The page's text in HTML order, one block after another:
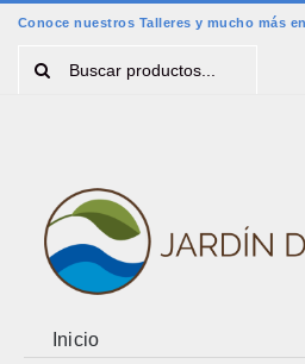
Saltar
contenido
Buscar:
Cart
Inicio